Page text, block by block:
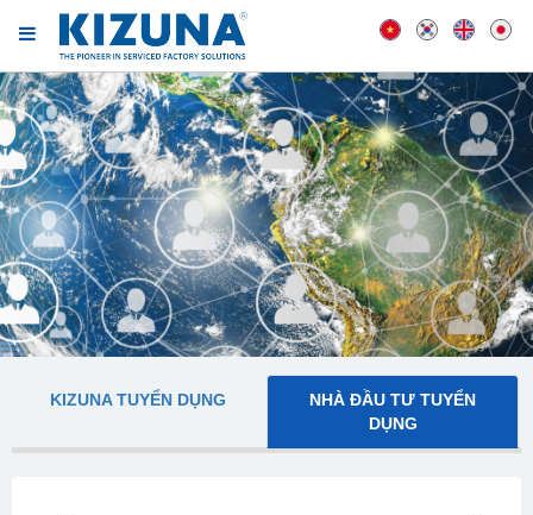
KIZUNA TUYỂN DỤNG
NHÀ ĐẦU TƯ TUYỂN
DỤNG